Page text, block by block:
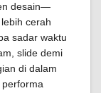
desain—
cerah
sadar waktu
slide demi
di dalam